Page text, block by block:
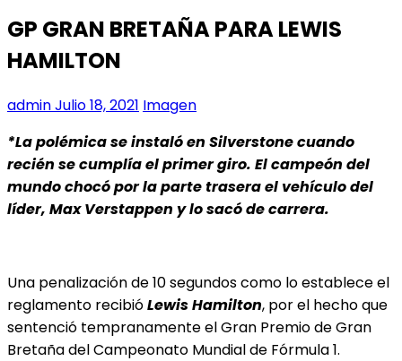
GP GRAN BRETAÑA PARA LEWIS
HAMILTON
adminJulio 18, 2021 Imagen
*La polémica se instaló en Silverstone cuando
recién se cumplía el primer giro. El campeón del
mundo chocó por la parte trasera el vehículo del
líder, Max Verstappen y lo sacó de carrera.
Una penalización de 10 segundos como lo establece el
reglamento recibióLewis Hamilton, por el hecho que
sentenció tempranamente el Gran Premio de Gran
Bretaña del Campeonato Mundial de Fórmula 1.